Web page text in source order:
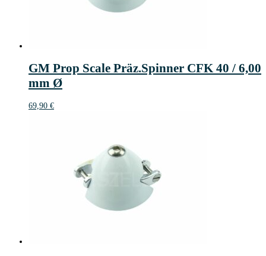
GM Prop Scale Präz.Spinner CFK 40 / 6,00
mm Ø
69,90 €